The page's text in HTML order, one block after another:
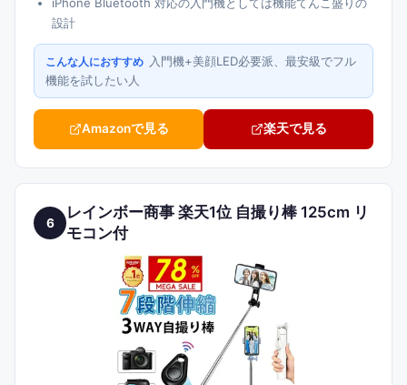
iPhone Bluetooth 対応の入門機としては機能てんこ盛りの
設計
こんな人におすすめ 入門機+美顔LED必要派、最安級でフル
機能を試したい人
Amazonで見る 楽天で見る
6
レインボー商事 楽天1位 自撮り棒 125cm リ
モコン付